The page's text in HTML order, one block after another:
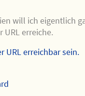
will ich eigentlich
URL erreiche.
URL erreichbar sein.